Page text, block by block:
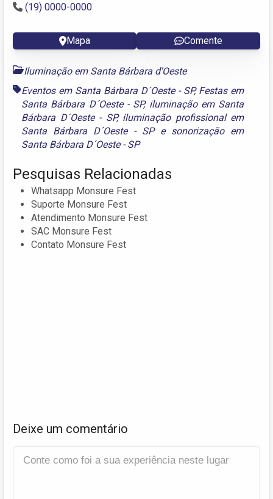
(19) 0000-0000
Mapa Comente
Iluminação em Santa Bárbara d'Oeste
Eventos em Santa Bárbara D´Oeste - SP, Festas em
Santa Bárbara D´Oeste - SP, iluminação em Santa
Bárbara D´Oeste - SP, iluminação profissional em
Santa Bárbara D´Oeste - SPe sonorização em
Santa Bárbara D´Oeste - SP
Pesquisas Relacionadas
Whatsapp Monsure Fest
Suporte Monsure Fest
Atendimento Monsure Fest
SAC Monsure Fest
Contato Monsure Fest
Deixe um comentário